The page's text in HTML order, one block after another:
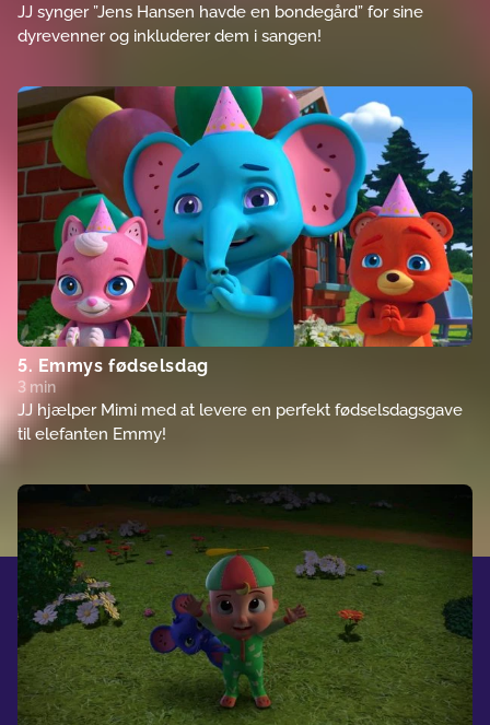
JJ synger ”Jens Hansen havde en bondegård” for sine
dyrevenner og inkluderer dem i sangen!
5. Emmys fødselsdag
3 min
JJ hjælper Mimi med at levere en perfekt fødselsdagsgave
til elefanten Emmy!